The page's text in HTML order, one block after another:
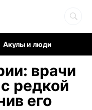
Акулы и люди
врачи
редкой
его